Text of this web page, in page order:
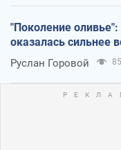
"Поколение
оказалась сильнее
Руслан Горовой